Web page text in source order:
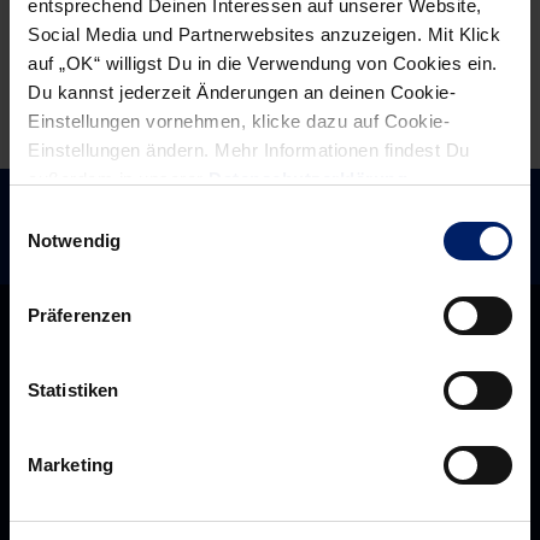
entsprechend Deinen Interessen auf unserer Website,
Social Media und Partnerwebsites anzuzeigen. Mit Klick
auf „OK“ willigst Du in die Verwendung von Cookies ein.
Du kannst jederzeit Änderungen an deinen Cookie-
Einstellungen vornehmen, klicke dazu auf Cookie-
Einstellungen ändern. Mehr Informationen findest Du
Notwendig
Präferenzen
Statistiken
Marketing
(MM) Kiel